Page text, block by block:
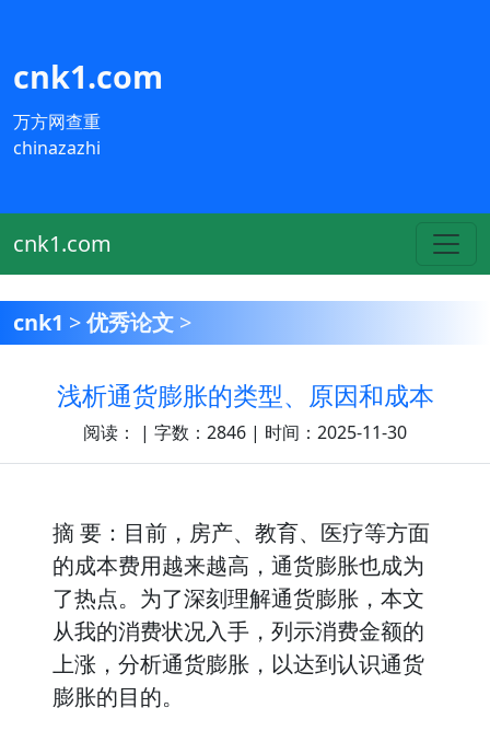
cnk1.com
万方网查重
chinazazhi
cnk1.com
cnk1 >优秀论文 >
浅析通货膨胀的类型、原因和成本
阅读： | 字数：2846 | 时间：2025-11-30
摘 要：目前，房产、教育、医疗等方面
的成本费用越来越高，通货膨胀也成为
了热点。为了深刻理解通货膨胀，本文
从我的消费状况入手，列示消费金额的
上涨，分析通货膨胀，以达到认识通货
膨胀的目的。